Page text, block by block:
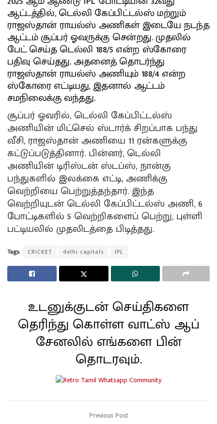
ஆட்டத்தில், டெல்லி கேப்பிட்டல்ஸ் மற்றும்
ராஜஸ்தான் ராயல்ஸ் அணிகள் இடையே நடந்த
ஆட்டம் சூப்பர் ஓவருக்கு சென்றது. முதலில்
பேட் செய்த டெல்லி 188/5 என்ற ஸ்கோரை
பதிவு செய்தது. அதனைத் தொடர்ந்து
ராஜஸ்தான் ராயல்ஸ் அணியும் 188/4 என்ற
ஸ்கோரை எட்டியது, இதனால் ஆட்டம்
சமநிலைக்கு வந்தது.
சூப்பர் ஓவரில், டெல்லி கேப்பிட்டல்ஸ்
அணியின் மிட்செல் ஸ்டார்க் சிறப்பாக பந்து
வீசி, ராஜஸ்தான் அணியை 11 ரன்களுக்கு
கட்டுப்படுத்தினார். பின்னர், டெல்லி
அணியின் டிரிஸ்டன் ஸ்டப்ஸ், நான்கு
பந்துகளில் இலக்கை எட்டி, அணிக்கு
வெற்றியை பெற்றுத்தந்தார். இந்த
வெற்றியுடன் டெல்லி கேப்பிட்டல்ஸ் அணி, 6
போட்டிகளில் 5 வெற்றிகளைப் பெற்று, புள்ளி
பட்டியலில் முதலிடத்தை பிடித்தது.
Tags: CRICKET delhi capitals IPL
உடனுக்குடன் செய்திகளை
தெரிந்து கொள்ள வாட்ஸ் ஆப்
சேனலில் எங்களை பின்
தொடரவும்.
Previous Post